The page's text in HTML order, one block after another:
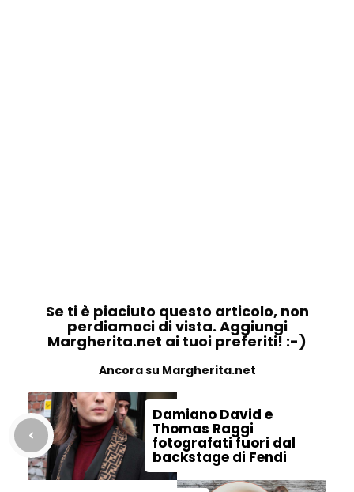
Se ti è piaciuto questo articolo, non
perdiamoci di vista. Aggiungi
Margherita.net ai tuoi preferiti! :-)
Ancora su Margherita.net
Damiano David e
Thomas Raggi
fotografati fuori dal
backstage di Fendi